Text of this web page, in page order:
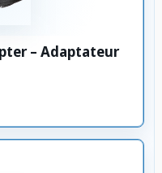
– Adaptateur